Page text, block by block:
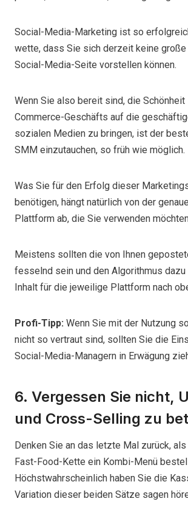
Social-Media-Marketing ist so
wette, dass Sie sich derzeit keine große
Social-Media-Seite vorstellen können.
Wenn Sie also bereit sind, die Schönheit
Commerce-Geschäfts auf die
sozialen Medien zu bringen, ist der
SMM einzutauchen, so früh wie möglich.
Was Sie für den Erfolg dieser
benötigen, hängt natürlich von der
Plattform ab, die Sie verwenden
Meistens sollten die von Ihnen
fesselnd sein und den Algorithmus dazu
Inhalt für die jeweilige Plattform nach
Profi-Tipp: Wenn Sie mit der Nutzung
nicht so vertraut sind, sollten Sie die
Social-Media-Managern in Erwägung
6. Vergessen Sie nicht,
und Cross-Selling zu
Denken Sie an das letzte Mal zurück,
Fast-Food-Kette ein Kombi-Menü
Höchstwahrscheinlich haben Sie die
Variation dieser beiden Sätze sagen